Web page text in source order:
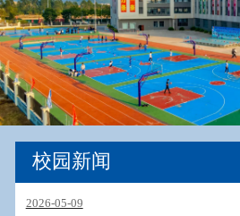
校园新闻
2026-05-09